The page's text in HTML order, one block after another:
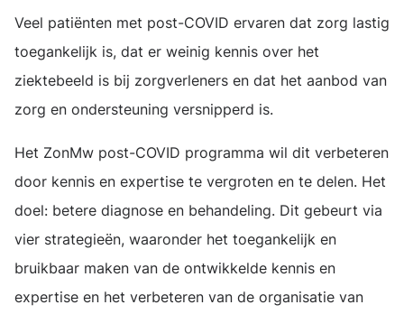
Veel patiënten met post-COVID ervaren dat zorg lastig
toegankelijk is, dat er weinig kennis over het
ziektebeeld is bij zorgverleners en dat het aanbod van
zorg en ondersteuning versnipperd is.
Het ZonMw post-COVID programma wil dit verbeteren
door kennis en expertise te vergroten en te delen. Het
doel: betere diagnose en behandeling. Dit gebeurt via
vier strategieën, waaronder het toegankelijk en
bruikbaar maken van de ontwikkelde kennis en
expertise en het verbeteren van de organisatie van